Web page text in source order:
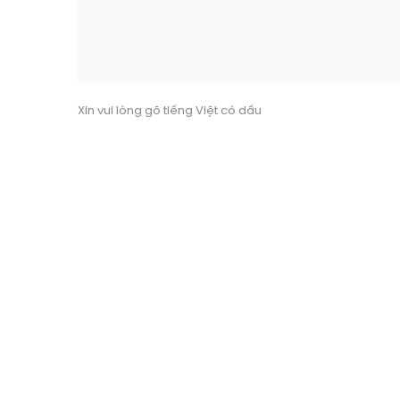
Xin vui lòng gõ tiếng Việt có dấu